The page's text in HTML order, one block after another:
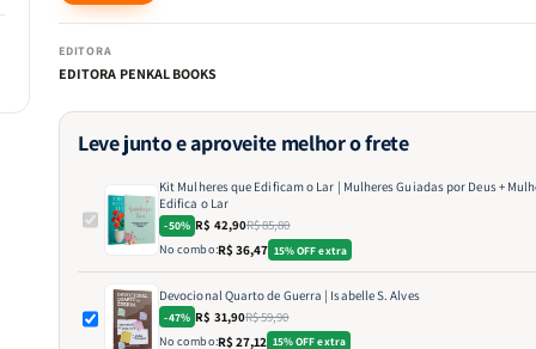
"Reconhece-o em todos os teus caminhos, e ele
tuas veredas." -Provérbios 3:6
O que você encontra neste kit?
Guiadas por Deus
Um devocional que incentiva a mulher a buscar direção
cada área da vida. Com reflexões bíblicas e aplicações
discernimento e confiança no agir de Deus.
EDITORA
EDITORA PENKAL BOOKS
Leve junto e aproveite melhor o frete
Kit Mulheres que Edificam o Lar | Mulheres Guiadas por Deus +
Edifica o Lar
-50% R$ 42,90R$ 85,80
No combo:R$ 36,47 15% OFF extra
Devocional Quarto de Guerra | Isabelle S. Alves
-47% R$ 31,90R$ 59,90
No combo:R$ 27,12 15% OFF extra